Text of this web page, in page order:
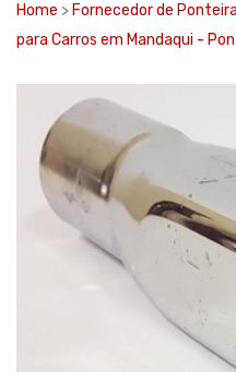
Home > Fornecedor de
para Carros em Mandaqui -